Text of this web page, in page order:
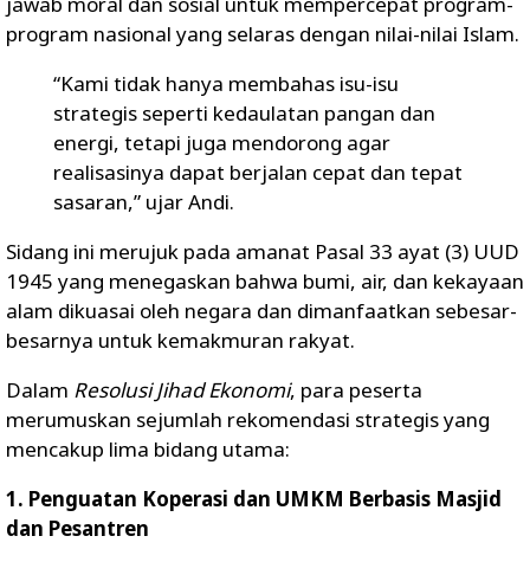
program nasional yang selaras dengan nilai-nilai Islam.
“Kami tidak hanya membahas isu-isu
strategis seperti kedaulatan pangan dan
energi, tetapi juga mendorong agar
realisasinya dapat berjalan cepat dan tepat
sasaran,” ujar Andi.
Sidang ini merujuk pada amanat Pasal 33 ayat (3) UUD
1945 yang menegaskan bahwa bumi, air, dan kekayaan
alam dikuasai oleh negara dan dimanfaatkan sebesar-
besarnya untuk kemakmuran rakyat.
Dalam Resolusi Jihad Ekonomi, para peserta
merumuskan sejumlah rekomendasi strategis yang
mencakup lima bidang utama:
1. Penguatan Koperasi dan UMKM Berbasis Masjid
dan Pesantren